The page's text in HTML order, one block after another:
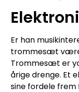
Er han
trommesæt være
Trommesæt er
årige drenge. Et
sine fordele